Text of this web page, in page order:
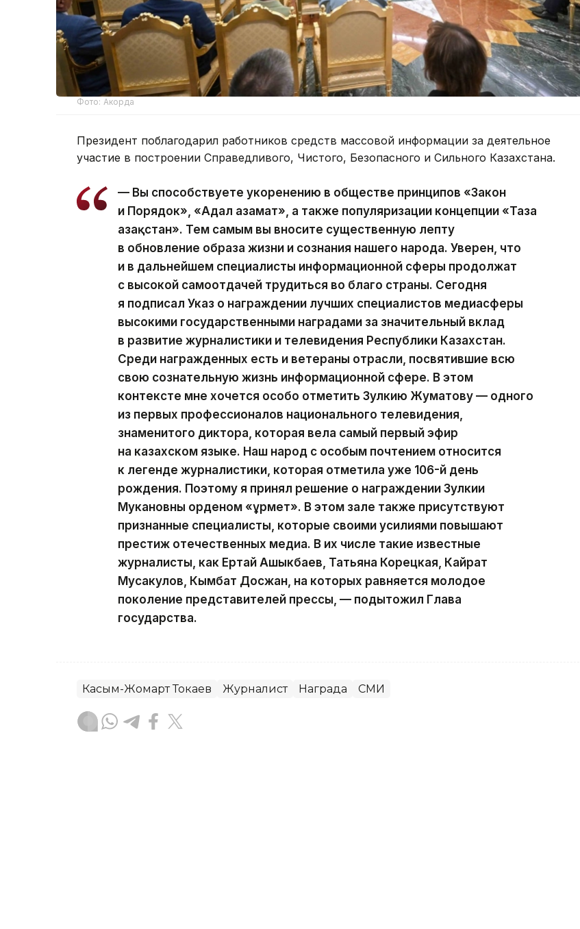
Фото: Акорда
Президент поблагодарил работников средств массовой информации за деятельное
участие в построении Справедливого, Чистого, Безопасного и Сильного Казахстана.
— Вы способствуете укоренению в обществе принципов «Закон
и Порядок», «Адал азамат», а также популяризации концепции «Таза
Қазақстан». Тем самым вы вносите существенную лепту
в обновление образа жизни и сознания нашего народа. Уверен, что
и в дальнейшем специалисты информационной сферы продолжат
с высокой самоотдачей трудиться во благо страны. Сегодня
я подписал Указ о награждении лучших специалистов медиасферы
высокими государственными наградами за значительный вклад
в развитие журналистики и телевидения Республики Казахстан.
Среди награжденных есть и ветераны отрасли, посвятившие всю
свою сознательную жизнь информационной сфере. В этом
контексте мне хочется особо отметить Зулкию Жуматову — одного
из первых профессионалов национального телевидения,
знаменитого диктора, которая вела самый первый эфир
на казахском языке. Наш народ с особым почтением относится
к легенде журналистики, которая отметила уже 106-й день
рождения. Поэтому я принял решение о награждении Зулкии
Мукановны орденом «Құрмет». В этом зале также присутствуют
признанные специалисты, которые своими усилиями повышают
престиж отечественных медиа. В их числе такие известные
журналисты, как Ертай Ашыкбаев, Татьяна Корецкая, Кайрат
Мусакулов, Кымбат Досжан, на которых равняется молодое
поколение представителей прессы, — подытожил Глава
государства.
Касым-Жомарт Токаев Журналист Награда СМИ